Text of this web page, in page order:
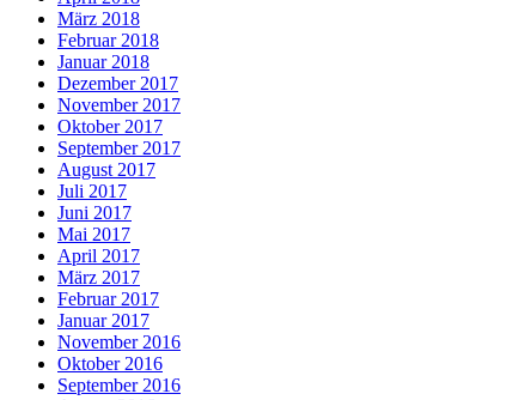
März 2018
Februar 2018
Januar 2018
Dezember 2017
November 2017
Oktober 2017
September 2017
August 2017
Juli 2017
Juni 2017
Mai 2017
April 2017
März 2017
Februar 2017
Januar 2017
November 2016
Oktober 2016
September 2016